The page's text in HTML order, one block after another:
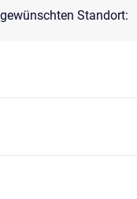
Standort: